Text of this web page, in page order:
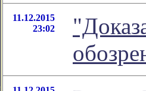
11.12.2015
23:02